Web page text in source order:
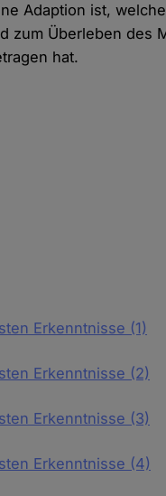
Adaption ist,
zum Überleben des
hat.
Erkenntnisse (1)
Erkenntnisse (2)
Erkenntnisse (3)
Erkenntnisse (4)